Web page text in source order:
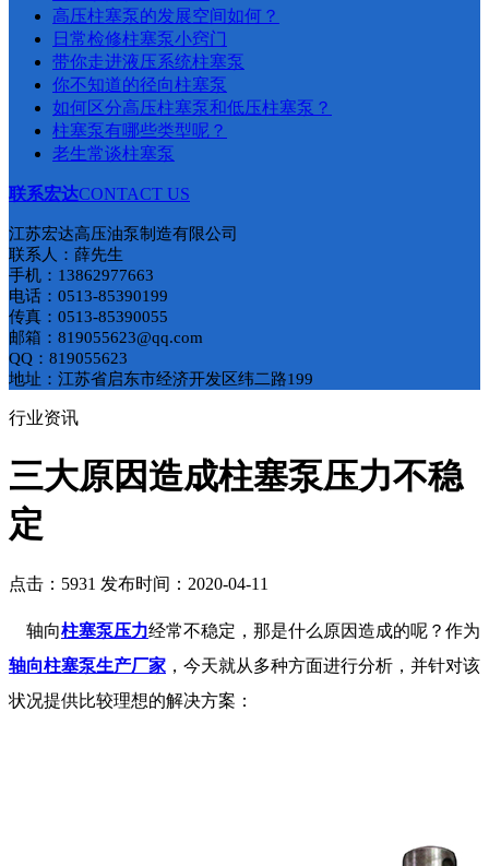
​高压柱塞泵的发展空间如何？
日常检修柱塞泵小窍门
带你走进液压系统柱塞泵
你不知道的径向柱塞泵
如何区分高压柱塞泵和低压柱塞泵​？
柱塞泵有哪些类型呢？
老生常谈柱塞泵
联系宏达CONTACT US
江苏宏达高压油泵制造有限公司
联系人：薛先生
手机：13862977663
电话：0513-85390199
传真：0513-85390055
邮箱：819055623@qq.com
QQ：819055623
地址：江苏省启东市经济开发区纬二路199
行业资讯
三大原因造成柱塞泵压力不稳
定
点击：5931 发布时间：2020-04-11
轴向柱塞泵压力经常不稳定，那是什么原因造成的呢？作为
轴向柱塞泵生产厂家 ，今天就从多种方面进行分析，并针对该
状况提供比较理想的解决方案：